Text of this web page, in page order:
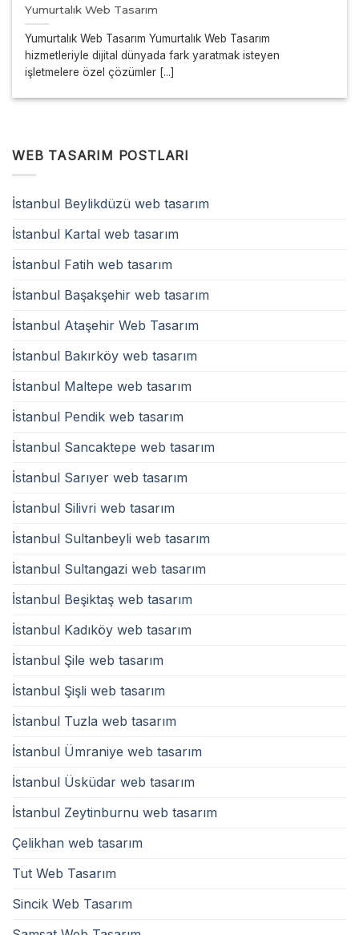
Yumurtalık Web Tasarım
Yumurtalık Web Tasarım Yumurtalık Web Tasarım
hizmetleriyle dijital dünyada fark yaratmak isteyen
işletmelere özel çözümler [...]
WEB TASARIM POSTLARI
İstanbul Beylikdüzü web tasarım
İstanbul Kartal web tasarım
İstanbul Fatih web tasarım
İstanbul Başakşehir web tasarım
İstanbul Ataşehir Web Tasarım
İstanbul Bakırköy web tasarım
İstanbul Maltepe web tasarım
İstanbul Pendik web tasarım
İstanbul Sancaktepe web tasarım
İstanbul Sarıyer web tasarım
İstanbul Silivri web tasarım
İstanbul Sultanbeyli web tasarım
İstanbul Sultangazi web tasarım
İstanbul Beşiktaş web tasarım
İstanbul Kadıköy web tasarım
İstanbul Şile web tasarım
İstanbul Şişli web tasarım
İstanbul Tuzla web tasarım
İstanbul Ümraniye web tasarım
İstanbul Üsküdar web tasarım
İstanbul Zeytinburnu web tasarım
Çelikhan web tasarım
Tut Web Tasarım
Sincik Web Tasarım